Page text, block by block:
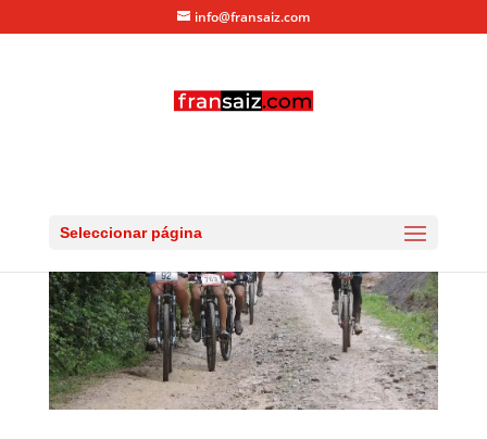
info@fransaiz.com
Seleccionar página